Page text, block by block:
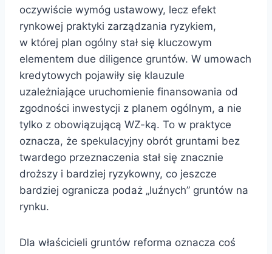
oczywiście wymóg ustawowy, lecz efekt
rynkowej praktyki zarządzania ryzykiem,
w której plan ogólny stał się kluczowym
elementem due diligence gruntów. W umowach
kredytowych pojawiły się klauzule
uzależniające uruchomienie finansowania od
zgodności inwestycji z planem ogólnym, a nie
tylko z obowiązującą WZ-ką. To w praktyce
oznacza, że spekulacyjny obrót gruntami bez
twardego przeznaczenia stał się znacznie
droższy i bardziej ryzykowny, co jeszcze
bardziej ogranicza podaż „luźnych” gruntów na
rynku.
Dla właścicieli gruntów reforma oznacza coś